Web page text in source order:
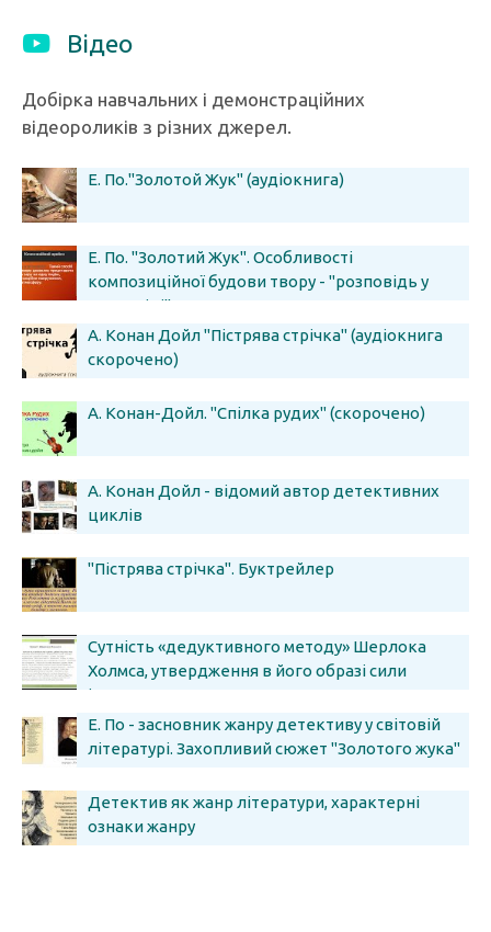
Відео
Добірка навчальних і демонстраційних
відеороликів з різних джерел.
Е. По."Золотой Жук" (аудіокнига)
Е. По. "Золотий Жук". Особливості
композиційної будови твору - "розповідь у
розповіді"
А. Конан Дойл "Пістрява стрічка" (аудіокнига
скорочено)
А. Конан-Дойл. "Спілка рудих" (скорочено)
А. Конан Дойл - відомий автор детективних
циклів
"Пістрява стрічка". Буктрейлер
Сутність «дедуктивного методу» Шерлока
Холмса, утвердження в його образі сили
інтелекту
Е. По - засновник жанру детективу у світовій
літературі. Захопливий сюжет "Золотого жука"
Детектив як жанр літератури, характерні
ознаки жанру